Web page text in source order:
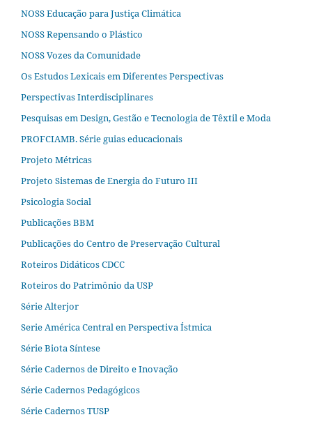
NOSS Educação para Justiça Climática
NOSS Repensando o Plástico
NOSS Vozes da Comunidade
Os Estudos Lexicais em Diferentes Perspectivas
Perspectivas Interdisciplinares
Pesquisas em Design, Gestão e Tecnologia de Têxtil e Moda
PROFCIAMB. Série guias educacionais
Projeto Métricas
Projeto Sistemas de Energia do Futuro III
Psicologia Social
Publicações BBM
Publicações do Centro de Preservação Cultural
Roteiros Didáticos CDCC
Roteiros do Patrimônio da USP
Série Alterjor
Serie América Central en Perspectiva Ístmica
Série Biota Síntese
Série Cadernos de Direito e Inovação
Série Cadernos Pedagógicos
Série Cadernos TUSP